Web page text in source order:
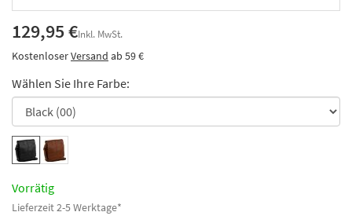
129,95 €Inkl. MwSt.
KostenloserVersand ab 59 €
Wählen Sie Ihre Farbe:
Vorrätig
Lieferzeit 2-5 Werktage*